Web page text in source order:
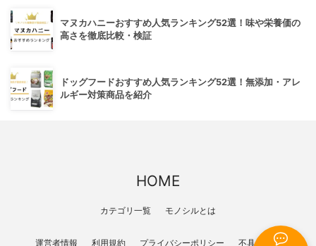
マヌカハニーおすすめ人気ランキング52選！味や栄養価の
高さを徹底比較・検証
ドッグフードおすすめ人気ランキング52選！無添加・アレ
ルギー対策商品を紹介
HOME
カテゴリ一覧 モノシルとは
運営者情報 利用規約 プライバシーポリシー 不具合報告